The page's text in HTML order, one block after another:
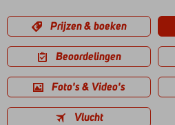
Prijzen & boeken
Beoordelingen
Foto's & Video's
Vlucht